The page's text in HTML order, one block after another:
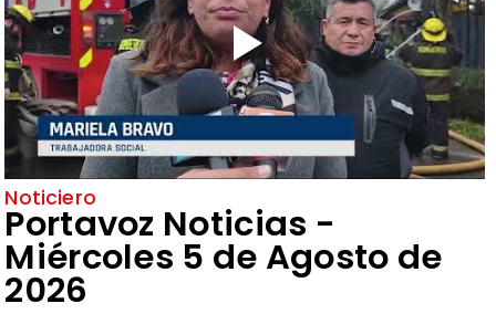
Noticiero
Portavoz Noticias -
Miércoles 5 de Agosto de
2026